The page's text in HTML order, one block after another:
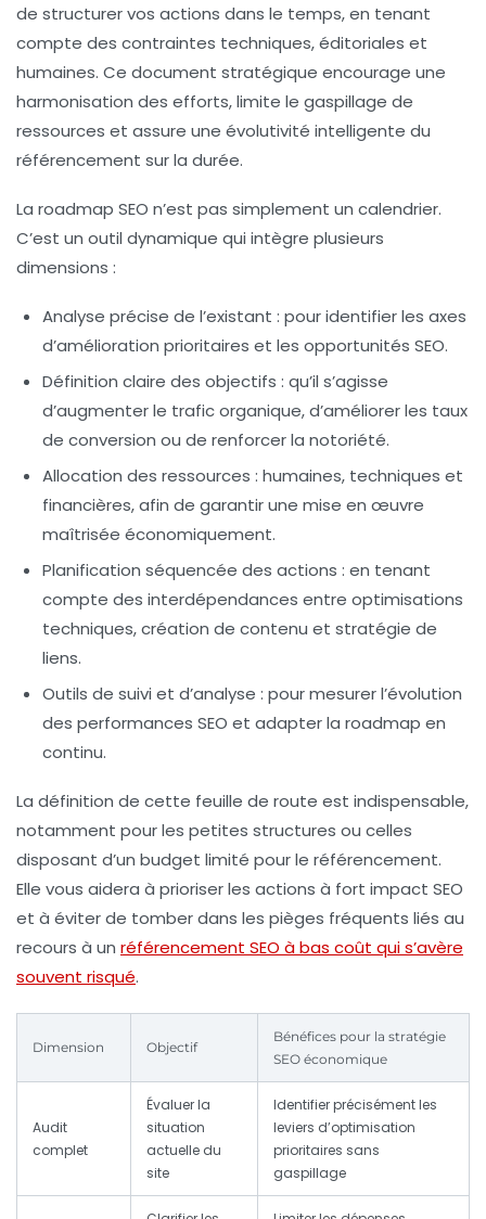
de structurer vos actions dans le temps, en tenant
compte des contraintes techniques, éditoriales et
humaines. Ce document stratégique encourage une
harmonisation des efforts, limite le gaspillage de
ressources et assure une évolutivité intelligente du
référencement sur la durée.
La roadmap SEO n’est pas simplement un calendrier.
C’est un outil dynamique qui intègre plusieurs
dimensions :
Analyse précise de l’existant : pour identifier les axes
d’amélioration prioritaires et les opportunités SEO.
Définition claire des objectifs : qu’il s’agisse
d’augmenter le trafic organique, d’améliorer les taux
de conversion ou de renforcer la notoriété.
Allocation des ressources : humaines, techniques et
financières, afin de garantir une mise en œuvre
maîtrisée économiquement.
Planification séquencée des actions : en tenant
compte des interdépendances entre optimisations
techniques, création de contenu et stratégie de
liens.
Outils de suivi et d’analyse : pour mesurer l’évolution
des performances SEO et adapter la roadmap en
continu.
La définition de cette feuille de route est indispensable,
notamment pour les petites structures ou celles
disposant d’un budget limité pour le référencement.
Elle vous aidera à prioriser les actions à fort impact SEO
et à éviter de tomber dans les pièges fréquents liés au
recours à un référencement SEO à bas coût qui s’avère
souvent risqué.
Dimension Objectif
Bénéfices pour la stratégie
SEO économique
Audit
complet
Évaluer la
situation
actuelle du
site
Identifier précisément les
leviers d’optimisation
prioritaires sans
gaspillage